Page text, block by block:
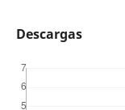
Descargas